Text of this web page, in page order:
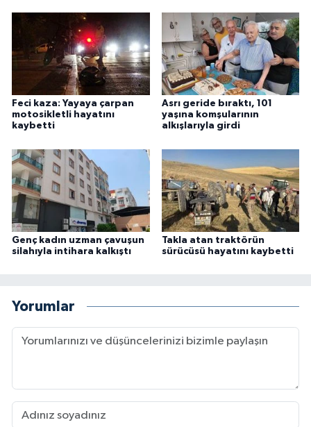
Feci kaza: Yayaya çarpan
motosikletli hayatını
kaybetti
Asrı geride bıraktı, 101
yaşına komşularının
alkışlarıyla girdi
Genç kadın uzman çavuşun
silahıyla intihara kalkıştı
Takla atan traktörün
sürücüsü hayatını kaybetti
Yorumlar